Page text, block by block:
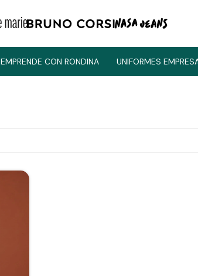
EMPRENDE CON RONDINA UNIFORMES